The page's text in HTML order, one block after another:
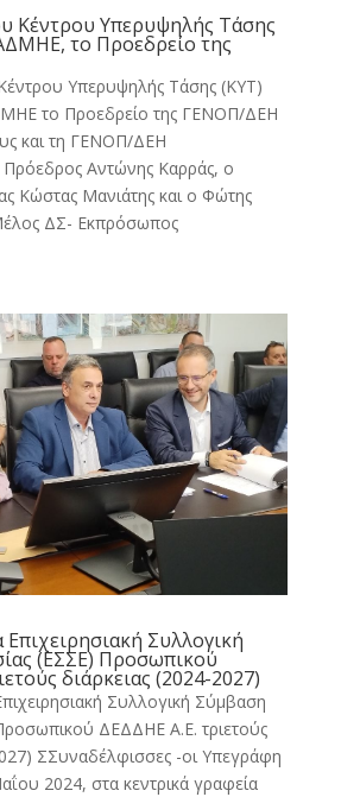
Κέντρου Υπερυψηλής Τάσης
το Προεδρείο της
Υπερυψηλής Τάσης (ΚΥΤ)
το Προεδρείο της ΓΕΝΟΠ/ΔΕΗ
και τη ΓΕΝΟΠ/ΔΕΗ
Αντώνης Καρράς, ο
Κώστας Μανιάτης και ο Φώτης
ΔΣ- Εκπρόσωπος
Συλλογική
(ΕΣΣΕ) Προσωπικού
διάρκειας (2024-2027)
Συλλογική Σύμβαση
ΔΕΔΔΗΕ Α.Ε. τριετούς
ΣΣυναδέλφισσες -οι Υπεγράφη
2024, στα κεντρικά γραφεία